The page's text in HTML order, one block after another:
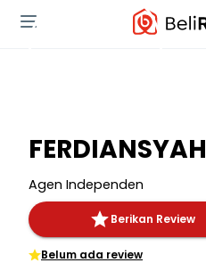
FERDIANSYAH
Agen Independen
Berikan Review
Belum ada review